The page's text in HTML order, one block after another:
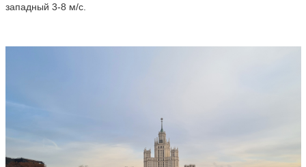
западный 3-8 м/с.